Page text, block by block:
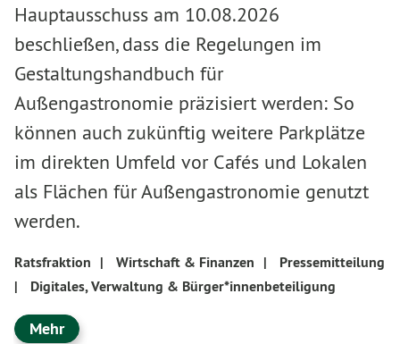
Hauptausschuss am 10.08.2026
beschließen, dass die Regelungen im
Gestaltungshandbuch für
Außengastronomie präzisiert werden: So
können auch zukünftig weitere Parkplätze
im direkten Umfeld vor Cafés und Lokalen
als Flächen für Außengastronomie genutzt
werden.
Ratsfraktion | Wirtschaft & Finanzen |
Pressemitteilung
|
Digitales, Verwaltung & Bürger*innenbeteiligung
Mehr